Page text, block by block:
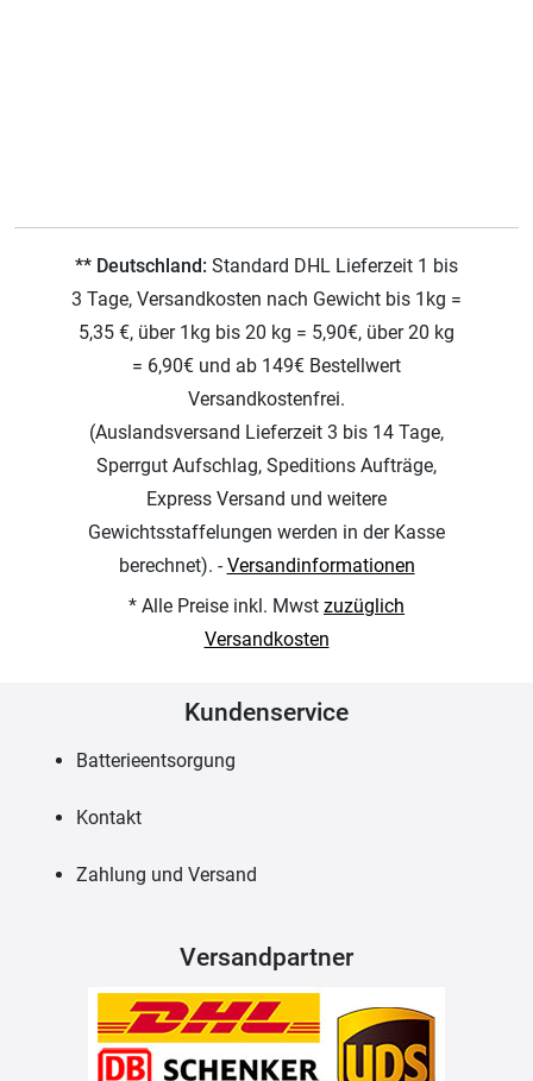
** Deutschland: Standard DHL Lieferzeit 1 bis
3 Tage, Versandkosten nach Gewicht bis 1kg =
5,35 €, über 1kg bis 20 kg = 5,90€, über 20 kg
= 6,90€ und ab 149€ Bestellwert
Versandkostenfrei.
(Auslandsversand Lieferzeit 3 bis 14 Tage,
Sperrgut Aufschlag, Speditions Aufträge,
Express Versand und weitere
Gewichtsstaffelungen werden in der Kasse
berechnet). -Versandinformationen
* Alle Preise inkl. Mwst zuzüglich
Versandkosten
Kundenservice
Batterieentsorgung
Kontakt
Zahlung und Versand
Versandpartner